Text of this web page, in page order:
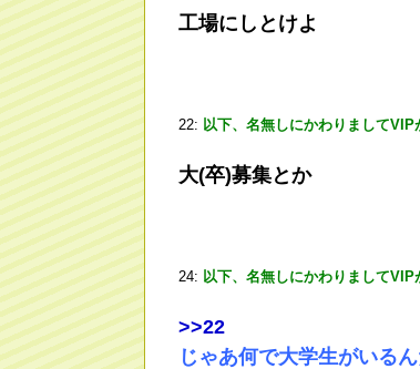
工場にしとけよ
22: 以下、名無しにかわりましてVIP
大(卒)募集とか
24: 以下、名無しにかわりましてVIP
>>22
じゃあ何で大学生がいる